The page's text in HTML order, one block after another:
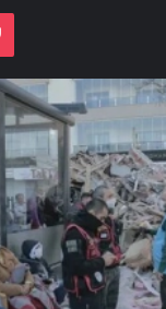
Pocket